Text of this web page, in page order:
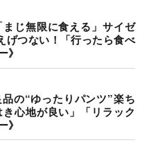
まじ無限に食える」サイゼ
げつない！「行ったら食べ
》
の“ゆったりパンツ”楽ち
心地が良い」「リラック
》